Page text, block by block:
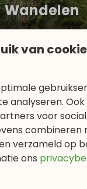
Wandelen
van
analyseren.
voor
verzameld op
ons